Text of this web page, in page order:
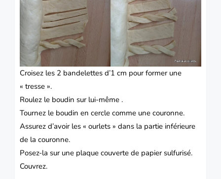
Croisez les 2 bandelettes d’1 cm pour former une
« tresse ».
Roulez le boudin sur lui-même .
Tournez le boudin en cercle comme une couronne.
Assurez d’avoir les « ourlets » dans la partie inférieure
de la couronne.
Posez-la sur une plaque couverte de papier sulfurisé.
Couvrez.